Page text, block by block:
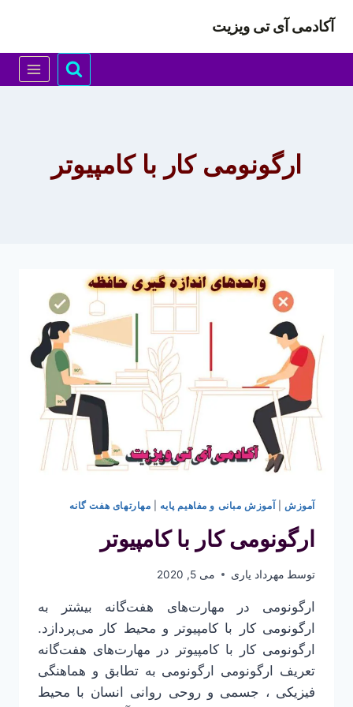
محتوا
آکادمی آی تی ویزیت
ارگونومی کار با کامپیوتر
آموزش| آموزش مبانی و مفاهیم پایه مهارتهای هفت گانه
ارگونومی کار با کامپیوتر
توسط مهرداد یاری می 5, 2020
ارگونومی در مهارت‌های هفت‌گانه بیشتر به
ارگونومی کار با کامپیوتر و محیط کار می‌پردازد.
ارگونومی کار با کامپیوتر در مهارت‌های هفت‌گانه
تعریف ارگونومی ارگونومی به تطابق و هماهنگی
فیزیکی ، جسمی و روحی روانی انسان با محیط